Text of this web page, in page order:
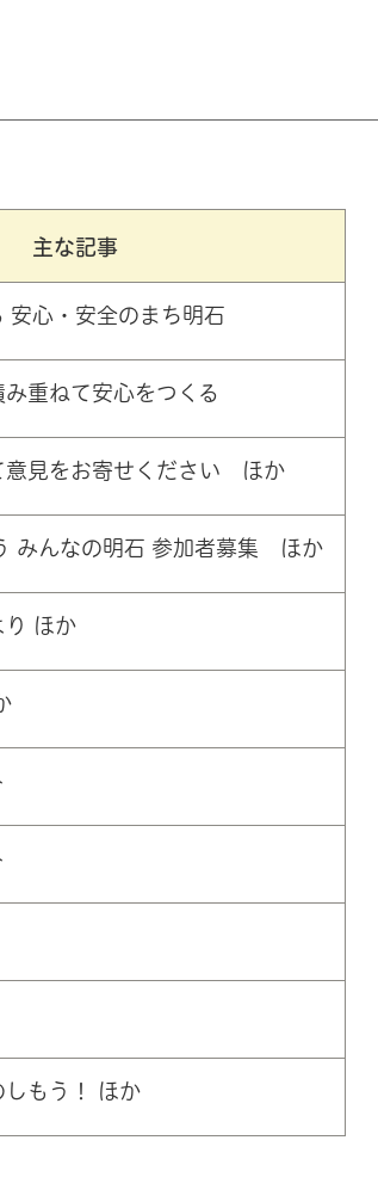
主な記事
安心・安全のまち明石
み重ねて安心をつくる
意見をお寄せください ほか
みんなの明石 参加者募集 ほか
り ほか
しもう！ ほか